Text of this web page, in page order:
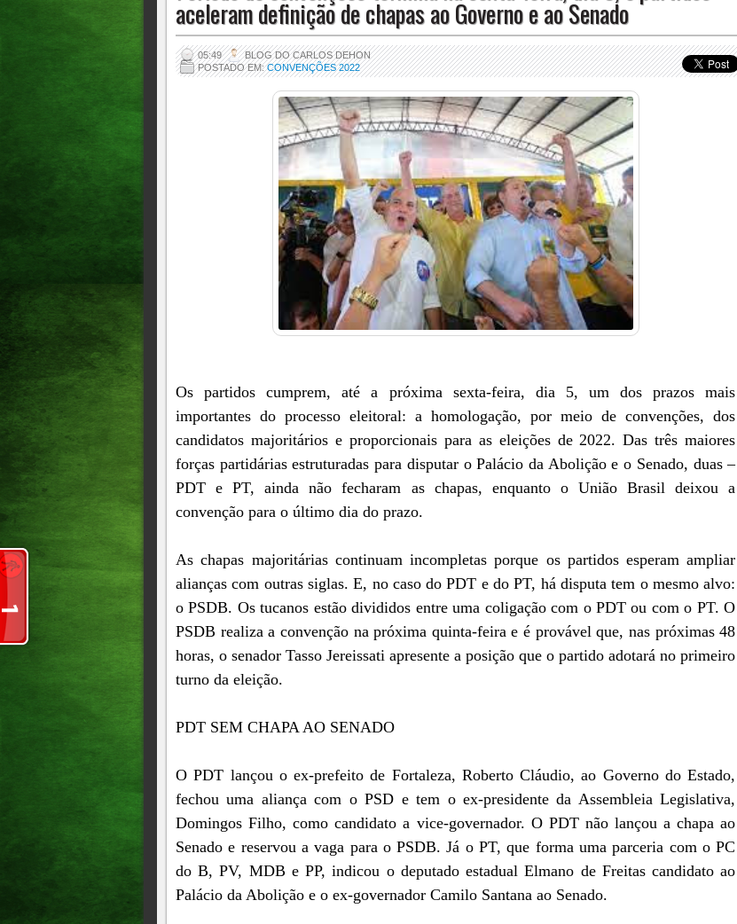
aceleram definição de chapas ao Governo e ao Senado
05:49
BLOG DO CARLOS DEHON
POSTADO EM:CONVENÇÕES 2022
Os partidos cumprem, até a próxima sexta-feira, dia 5, um dos prazos mais
importantes do processo eleitoral: a homologação, por meio de convenções, dos
candidatos majoritários e proporcionais para as eleições de 2022. Das três maiores
forças partidárias estruturadas para disputar o Palácio da Abolição e o Senado, duas –
PDT e PT, ainda não fecharam as chapas, enquanto o União Brasil deixou a
convenção para o último dia do prazo.
As chapas majoritárias continuam incompletas porque os partidos esperam ampliar
alianças com outras siglas. E, no caso do PDT e do PT, há disputa tem o mesmo alvo:
o PSDB. Os tucanos estão divididos entre uma coligação com o PDT ou com o PT. O
PSDB realiza a convenção na próxima quinta-feira e é provável que, nas próximas 48
horas, o senador Tasso Jereissati apresente a posição que o partido adotará no primeiro
turno da eleição.
PDT SEM CHAPA AO SENADO
O PDT lançou o ex-prefeito de Fortaleza, Roberto Cláudio, ao Governo do Estado,
fechou uma aliança com o PSD e tem o ex-presidente da Assembleia Legislativa,
Domingos Filho, como candidato a vice-governador. O PDT não lançou a chapa ao
Senado e reservou a vaga para o PSDB. Já o PT, que forma uma parceria com o PC
do B, PV, MDB e PP, indicou o deputado estadual Elmano de Freitas candidato ao
Palácio da Abolição e o ex-governador Camilo Santana ao Senado.